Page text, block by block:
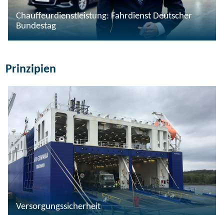
Chauffeurdienstleistung: Fahrdienst Deutscher
Bundestag
Prinzipien
Versorgungssicherheit